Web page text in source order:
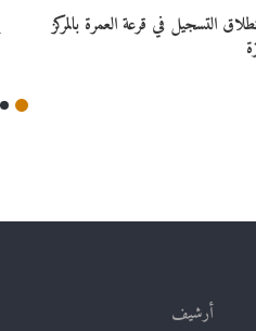
التسجيل في قرعة العمرة بالمركز
أرشيف